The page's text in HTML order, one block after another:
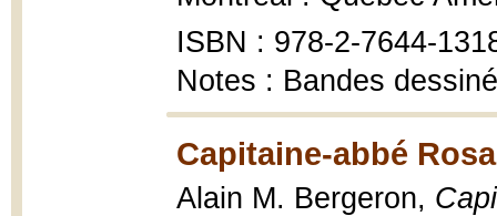
ISBN : 978-2-7644-
Notes : Bandes
Capitaine-abbé
Alain M. Bergeron,